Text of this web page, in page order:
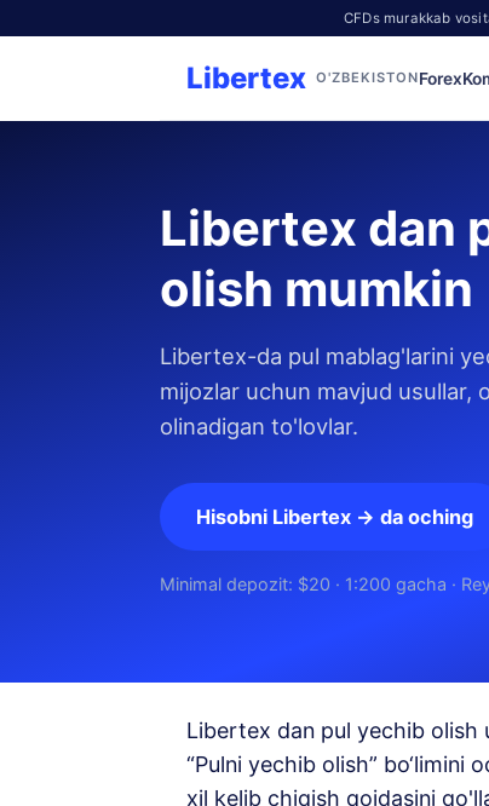
CFDs murakkab
Libertex O'ZBEKISTONForex
Libertex dan
olish mumkin
Libertex-da pul mablag'larini
mijozlar uchun mavjud usullar,
olinadigan to'lovlar.
Hisobni Libertex → da oching
Minimal depozit: $20 · 1:200 gacha ·
Libertex dan pul yechib
“Pulni yechib olish” bo‘limini
xil kelib chiqish qoidasini